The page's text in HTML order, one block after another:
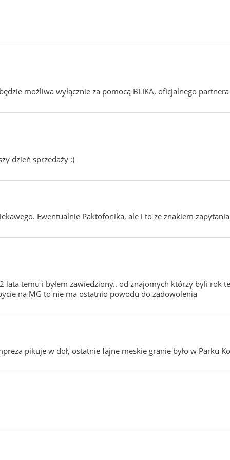
możliwa wyłącznie za pomocą BLIKA, oficjalnego
dzień sprzedaży ;)
Ewentualnie Paktofonika, ale i to ze znakiem
lata temu i byłem zawiedziony.. od znajomych którzy byli rok
na MG to nie ma ostatnio powodu do zadowolenia
pikuje w doł, ostatnie fajne meskie granie było w Parku